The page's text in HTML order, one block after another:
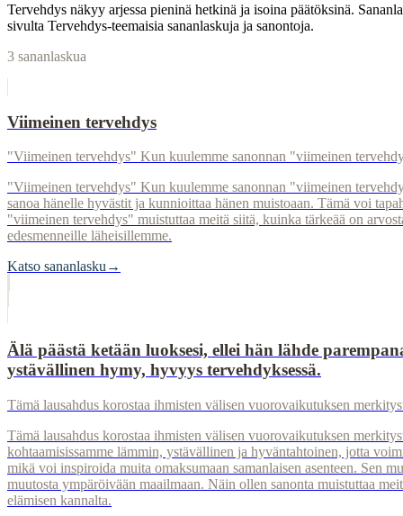
Tervehdys näkyy arjessa pieninä hetkinä ja isoina päätöksinä.
sivulta Tervehdys-teemaisia sananlaskuja ja sanontoja.
3 sananlaskua
Viimeinen tervehdys
"Viimeinen tervehdys" Kun kuulemme sanonnan "viimeinen
"Viimeinen tervehdys" Kun kuulemme sanonnan "viimeinen
sanoa hänelle hyvästit ja kunnioittaa hänen muistoaan. Tämä voi
"viimeinen tervehdys" muistuttaa meitä siitä, kuinka tärkeää on
edesmenneille läheisillemme.
Katso sananlasku →
Älä päästä ketään luoksesi, ellei hän lähde
ystävällinen hymy, hyvyys tervehdyksessä.
Tämä lausahdus korostaa ihmisten välisen vuorovaikutuksen
Tämä lausahdus korostaa ihmisten välisen vuorovaikutuksen
kohtaamisissamme lämmin, ystävällinen ja hyväntahtoinen, jotta
mikä voi inspiroida muita omaksumaan samanlaisen asenteen. Sen
muutosta ympäröivään maailmaan. Näin ollen sanonta muistuttaa
elämisen kannalta.